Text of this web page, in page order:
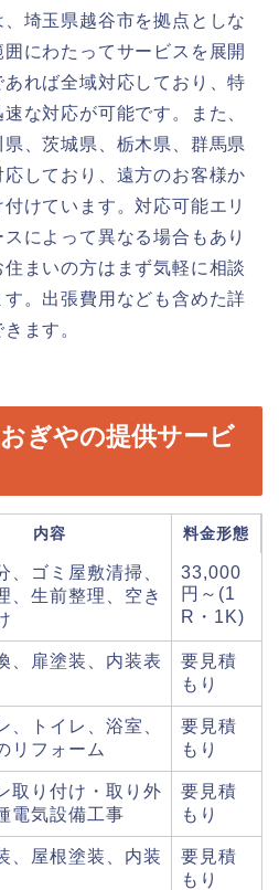
埼玉県越谷市を拠点としな
にわたってサービスを展開
れば全域対応しており、特
な対応が可能です。また、
、茨城県、栃木県、群馬県
しており、遠方のお客様か
けています。対応可能エリ
によって異なる場合もあり
まいの方はまず気軽に相談
。出張費用なども含めた詳
ます。
ぎやの提供サービ
内容 料金形態
、ゴミ屋敷清掃、
、生前整理、空き
33,000
円～(1
R・1K)
、扉塗装、内装表
要見積
もり
、トイレ、浴室、
リフォーム
要見積
もり
取り付け・取り外
電気設備工事
要見積
もり
、屋根塗装、内装
要見積
もり